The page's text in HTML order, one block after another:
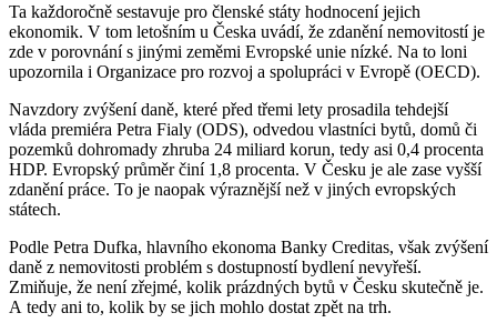
Ta každoročně sestavuje pro členské státy hodnocení jejich
ekonomik. V tom letošním u Česka uvádí, že zdanění nemovitostí je
zde v porovnání s jinými zeměmi Evropské unie nízké. Na to loni
upozornila i Organizace pro rozvoj a spolupráci v Evropě (OECD).
Navzdory zvýšení daně, které před třemi lety prosadila tehdejší
vláda premiéra Petra Fialy (ODS), odvedou vlastníci bytů, domů či
pozemků dohromady zhruba 24 miliard korun, tedy asi 0,4 procenta
HDP. Evropský průměr činí 1,8 procenta. V Česku je ale zase vyšší
zdanění práce. To je naopak výraznější než v jiných evropských
státech.
Podle Petra Dufka, hlavního ekonoma Banky Creditas, však zvýšení
daně z nemovitosti problém s dostupností bydlení nevyřeší.
Zmiňuje, že není zřejmé, kolik prázdných bytů v Česku skutečně je.
A tedy ani to, kolik by se jich mohlo dostat zpět na trh.